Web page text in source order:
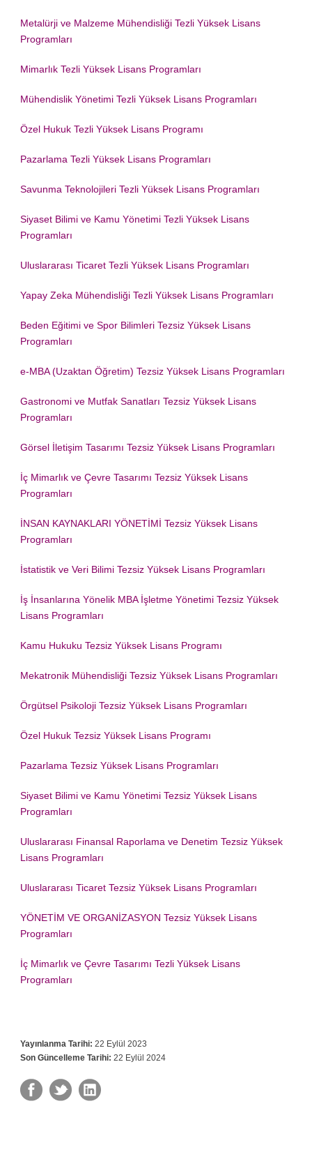
Metalürji ve Malzeme Mühendisliği Tezli Yüksek Lisans
Programları
Mimarlık Tezli Yüksek Lisans Programları
Mühendislik Yönetimi Tezli Yüksek Lisans Programları
Özel Hukuk Tezli Yüksek Lisans Programı
Pazarlama Tezli Yüksek Lisans Programları
Savunma Teknolojileri Tezli Yüksek Lisans Programları
Siyaset Bilimi ve Kamu Yönetimi Tezli Yüksek Lisans
Programları
Uluslararası Ticaret Tezli Yüksek Lisans Programları
Yapay Zeka Mühendisliği Tezli Yüksek Lisans Programları
Beden Eğitimi ve Spor Bilimleri Tezsiz Yüksek Lisans
Programları
e-MBA (Uzaktan Öğretim) Tezsiz Yüksek Lisans Programları
Gastronomi ve Mutfak Sanatları Tezsiz Yüksek Lisans
Programları
Görsel İletişim Tasarımı Tezsiz Yüksek Lisans Programları
İç Mimarlık ve Çevre Tasarımı Tezsiz Yüksek Lisans
Programları
İNSAN KAYNAKLARI YÖNETİMİ Tezsiz Yüksek Lisans
Programları
İstatistik ve Veri Bilimi Tezsiz Yüksek Lisans Programları
İş İnsanlarına Yönelik MBA İşletme Yönetimi Tezsiz Yüksek
Lisans Programları
Kamu Hukuku Tezsiz Yüksek Lisans Programı
Mekatronik Mühendisliği Tezsiz Yüksek Lisans Programları
Örgütsel Psikoloji Tezsiz Yüksek Lisans Programları
Özel Hukuk Tezsiz Yüksek Lisans Programı
Pazarlama Tezsiz Yüksek Lisans Programları
Siyaset Bilimi ve Kamu Yönetimi Tezsiz Yüksek Lisans
Programları
Uluslararası Finansal Raporlama ve Denetim Tezsiz Yüksek
Lisans Programları
Uluslararası Ticaret Tezsiz Yüksek Lisans Programları
YÖNETİM VE ORGANİZASYON Tezsiz Yüksek Lisans
Programları
İç Mimarlık ve Çevre Tasarımı Tezli Yüksek Lisans
Programları
Yayınlanma Tarihi: 22 Eylül 2023
Son Güncelleme Tarihi: 22 Eylül 2024